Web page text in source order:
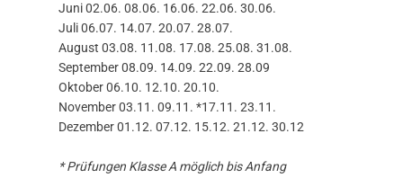
Juni 02.06. 08.06. 16.06. 22.06. 30.06.
Juli 06.07. 14.07. 20.07. 28.07.
August 03.08. 11.08. 17.08. 25.08. 31.08.
September 08.09. 14.09. 22.09. 28.09
Oktober 06.10. 12.10. 20.10.
November 03.11. 09.11. *17.11. 23.11.
Dezember 01.12. 07.12. 15.12. 21.12. 30.12
* Prüfungen Klasse A möglich bis Anfang